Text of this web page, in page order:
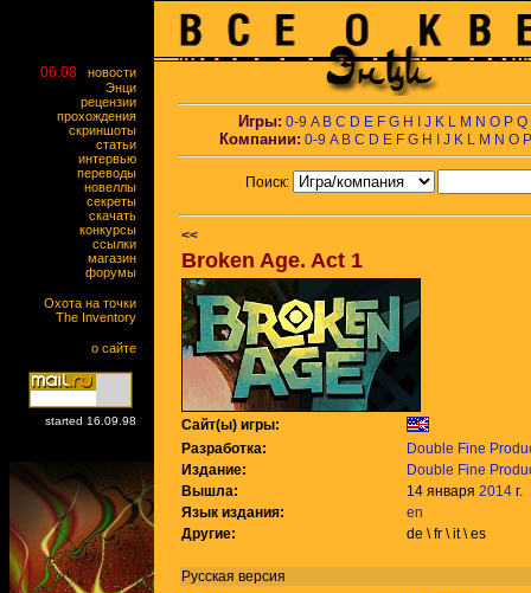
06.08
новости
Энци
рецензии
прохождения
скриншоты
статьи
интервью
переводы
новеллы
секреты
скачать
конкурсы
ссылки
магазин
форумы
Охота на точки
The Inventory
о сайте
started 16.09.98
Игры: 0-9 A B C D E F G H J K L M N O P Q
Компании: 0-9 A B C D E F G H J K L M N O P
Поиск:
<<
Broken Age. Act 1
Сайт(ы) игры:
Разработка:
Double Fine
Издание:
Double Fine
Вышла:
14 января 2014 г.
Язык издания:
en
Другие:
de \ fr \ it \ es
Русская версия